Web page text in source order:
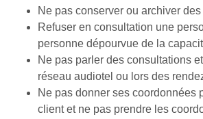
Ne pas conserver ou archiver
Refuser en consultation une
personne dépourvue de la
Ne pas parler des consultations
réseau audiotel ou lors des
Ne pas donner ses coordonnées
client et ne pas prendre les